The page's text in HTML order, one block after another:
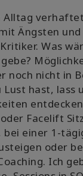
Alltag
Ängsten
Was
noch nicht in
Lust hast, lass
Facelift
bei einer 1-
oder
Ich